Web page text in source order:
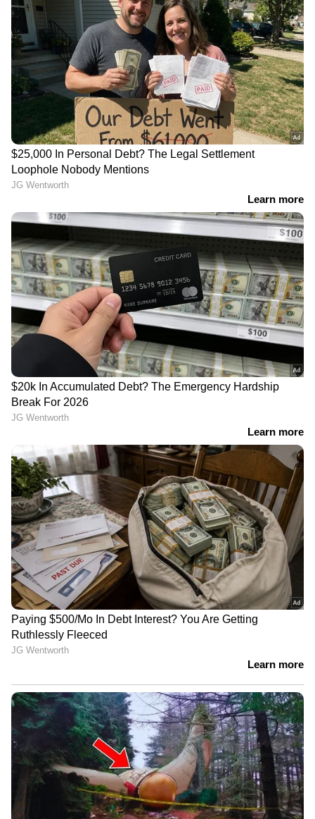
ഏഷ്യാനെറ്റ് ന്യൂസ് ലൈവ് കാണാന്‍ ഇവിടെ
ക്ലിക് ചെയ്യുക
ഇന്ത്യക്ക് കനത്ത തിരിച്ചടി;
ഫിറ്റ്‌നസ് ടെസ്റ്റ്
പാസായതിന് പിന്നാലെ
ഹാർദിക് പാണ്ഡ്യ വീണ്ടും
പരിക്കേറ്റ് പുറത്ത്
രാജി,അല്ലെങ്കിൽ
പുറത്താക്കും';
ഇസിബിയുടെ
അന്ത്യശാസനത്തിന്
പിന്നാലെ വിരമിക്കല്‍
പ്രഖ്യാപനത്തിനൊരുങ്ങി
ബെൻ സ്റ്റോക്സ്
LATEST VIDEOS
പൊലീസിനെ വട്ടംചുറ്റിച്ച് അര്‍ജുന്‍
ആയങ്കി; ഒളിവിലിരുന്ന് പൊലീസിന്
പരിഹാസം | Arjun Aayanki | Police
കണ്ണൂരിലെ കുപ്രസിദ്ധ ഗുണ്ടാ
നേതാവ് കല്ല് ജംഷിക്കെതിരെ കാപ്പ
case